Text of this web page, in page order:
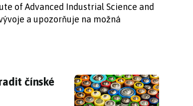
of Advanced Industrial Science and
a upozorňuje na možná
čínské baterie
čínské